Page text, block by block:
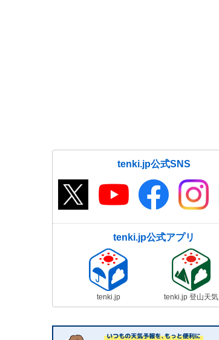
tenki.jp公式SNS
tenki.jp公式アプリ
tenki.jp tenki.jp 登山天気